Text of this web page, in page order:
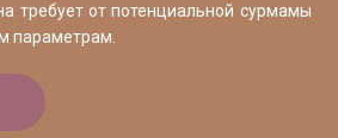
требует от потенциальной сурмамы
параметрам.